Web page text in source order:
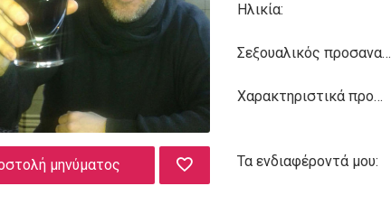
μηνύματος
Ηλικία:
Σεξουαλικός προσανατολισμός:
Χαρακτηριστικά προσωπικότητας:
Τα ενδιαφέροντά μου: